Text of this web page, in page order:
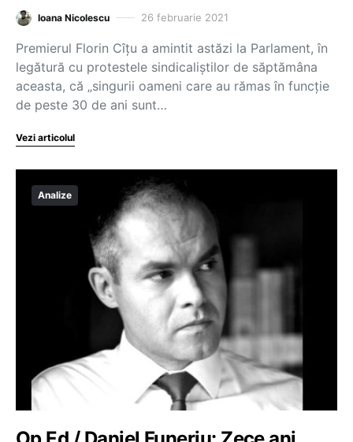
Ioana Nicolescu 26 februarie 2021
Premierul Florin Cîțu a amintit astăzi la Parlament, în
legătură cu protestele sindicaliștilor de săptămâna
aceasta, că „singurii oameni care au rămas în funcție
de peste 30 de ani sunt…
Vezi articolul
Analize